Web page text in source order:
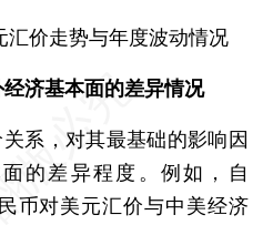
价走势与年度波动情况
济基本面的差异情况
，对其最基础的影响因
的差异程度。例如，自
币对美元汇价与中美经济